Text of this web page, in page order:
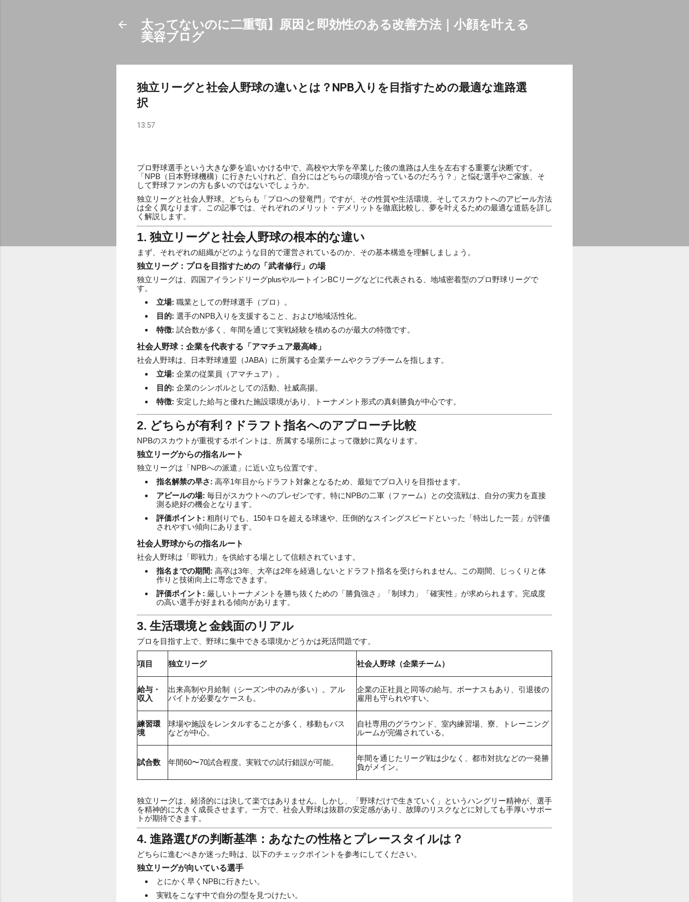
太ってないのに二重顎】原因と即効性のある改善方法｜小顔を叶える
美容ブログ
独立リーグと社会人野球の違いとは？NPB入りを目指すための最適な進路選
択
13:57
プロ野球選手という大きな夢を追いかける中で、高校や大学を卒業した後の進路は人生を左右する重要な決断です。
「NPB（日本野球機構）に行きたいけれど、自分にはどちらの環境が合っているのだろう？」と悩む選手やご家族、そ
して野球ファンの方も多いのではないでしょうか。
独立リーグと社会人野球。どちらも「プロへの登竜門」ですが、その性質や生活環境、そしてスカウトへのアピール方法
は全く異なります。この記事では、それぞれのメリット・デメリットを徹底比較し、夢を叶えるための最適な道筋を詳し
く解説します。
1. 独立リーグと社会人野球の根本的な違い
まず、それぞれの組織がどのような目的で運営されているのか、その基本構造を理解しましょう。
独立リーグ：プロを目指すための「武者修行」の場
独立リーグは、四国アイランドリーグplusやルートインBCリーグなどに代表される、地域密着型のプロ野球リーグで
す。
立場: 職業としての野球選手（プロ）。
目的: 選手のNPB入りを支援すること、および地域活性化。
特徴: 試合数が多く、年間を通じて実戦経験を積めるのが最大の特徴です。
社会人野球：企業を代表する「アマチュア最高峰」
社会人野球は、日本野球連盟（JABA）に所属する企業チームやクラブチームを指します。
立場: 企業の従業員（アマチュア）。
目的: 企業のシンボルとしての活動、社威高揚。
特徴: 安定した給与と優れた施設環境があり、トーナメント形式の真剣勝負が中心です。
2. どちらが有利？ドラフト指名へのアプローチ比較
NPBのスカウトが重視するポイントは、所属する場所によって微妙に異なります。
独立リーグからの指名ルート
独立リーグは「NPBへの派遣」に近い立ち位置です。
指名解禁の早さ: 高卒1年目からドラフト対象となるため、最短でプロ入りを目指せます。
アピールの場: 毎日がスカウトへのプレゼンです。特にNPBの二軍（ファーム）との交流戦は、自分の実力を直接
測る絶好の機会となります。
評価ポイント: 粗削りでも、150キロを超える球速や、圧倒的なスイングスピードといった「特出した一芸」が評価
されやすい傾向にあります。
社会人野球からの指名ルート
社会人野球は「即戦力」を供給する場として信頼されています。
指名までの期間: 高卒は3年、大卒は2年を経過しないとドラフト指名を受けられません。この期間、じっくりと体
作りと技術向上に専念できます。
評価ポイント: 厳しいトーナメントを勝ち抜くための「勝負強さ」「制球力」「確実性」が求められます。完成度
の高い選手が好まれる傾向があります。
3. 生活環境と金銭面のリアル
プロを目指す上で、野球に集中できる環境かどうかは死活問題です。
項目 独立リーグ 社会人野球（企業チーム）
給与・
収入
出来高制や月給制（シーズン中のみが多い）。アル
バイトが必要なケースも。
企業の正社員と同等の給与。ボーナスもあり、引退後の
雇用も守られやすい。
練習環
境
球場や施設をレンタルすることが多く、移動もバス
などが中心。
自社専用のグラウンド、室内練習場、寮、トレーニング
ルームが完備されている。
試合数 年間60〜70試合程度。実戦での試行錯誤が可能。
年間を通じたリーグ戦は少なく、都市対抗などの一発勝
負がメイン。
独立リーグは、経済的には決して楽ではありません。しかし、「野球だけで生きていく」というハングリー精神が、選手
を精神的に大きく成長させます。一方で、社会人野球は抜群の安定感があり、故障のリスクなどに対しても手厚いサポー
トが期待できます。
4. 進路選びの判断基準：あなたの性格とプレースタイルは？
どちらに進むべきか迷った時は、以下のチェックポイントを参考にしてください。
独立リーグが向いている選手
とにかく早くNPBに行きたい。
実戦をこなす中で自分の型を見つけたい。